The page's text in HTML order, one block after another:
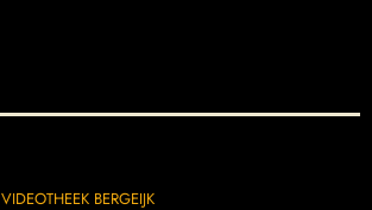
VIDEOTHEEK BERGEIJK